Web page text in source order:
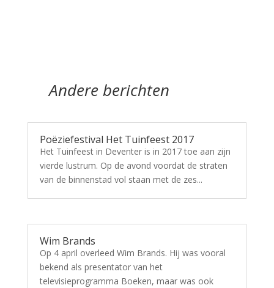
Andere berichten
Poëziefestival Het Tuinfeest 2017
Het Tuinfeest in Deventer is in 2017 toe aan zijn
vierde lustrum. Op de avond voordat de straten
van de binnenstad vol staan met de zes...
Wim Brands
Op 4 april overleed Wim Brands. Hij was vooral
bekend als presentator van het
televisieprogramma Boeken, maar was ook